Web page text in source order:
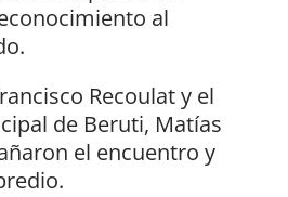
al
Recoulat y el
de Beruti, Matías
el encuentro y